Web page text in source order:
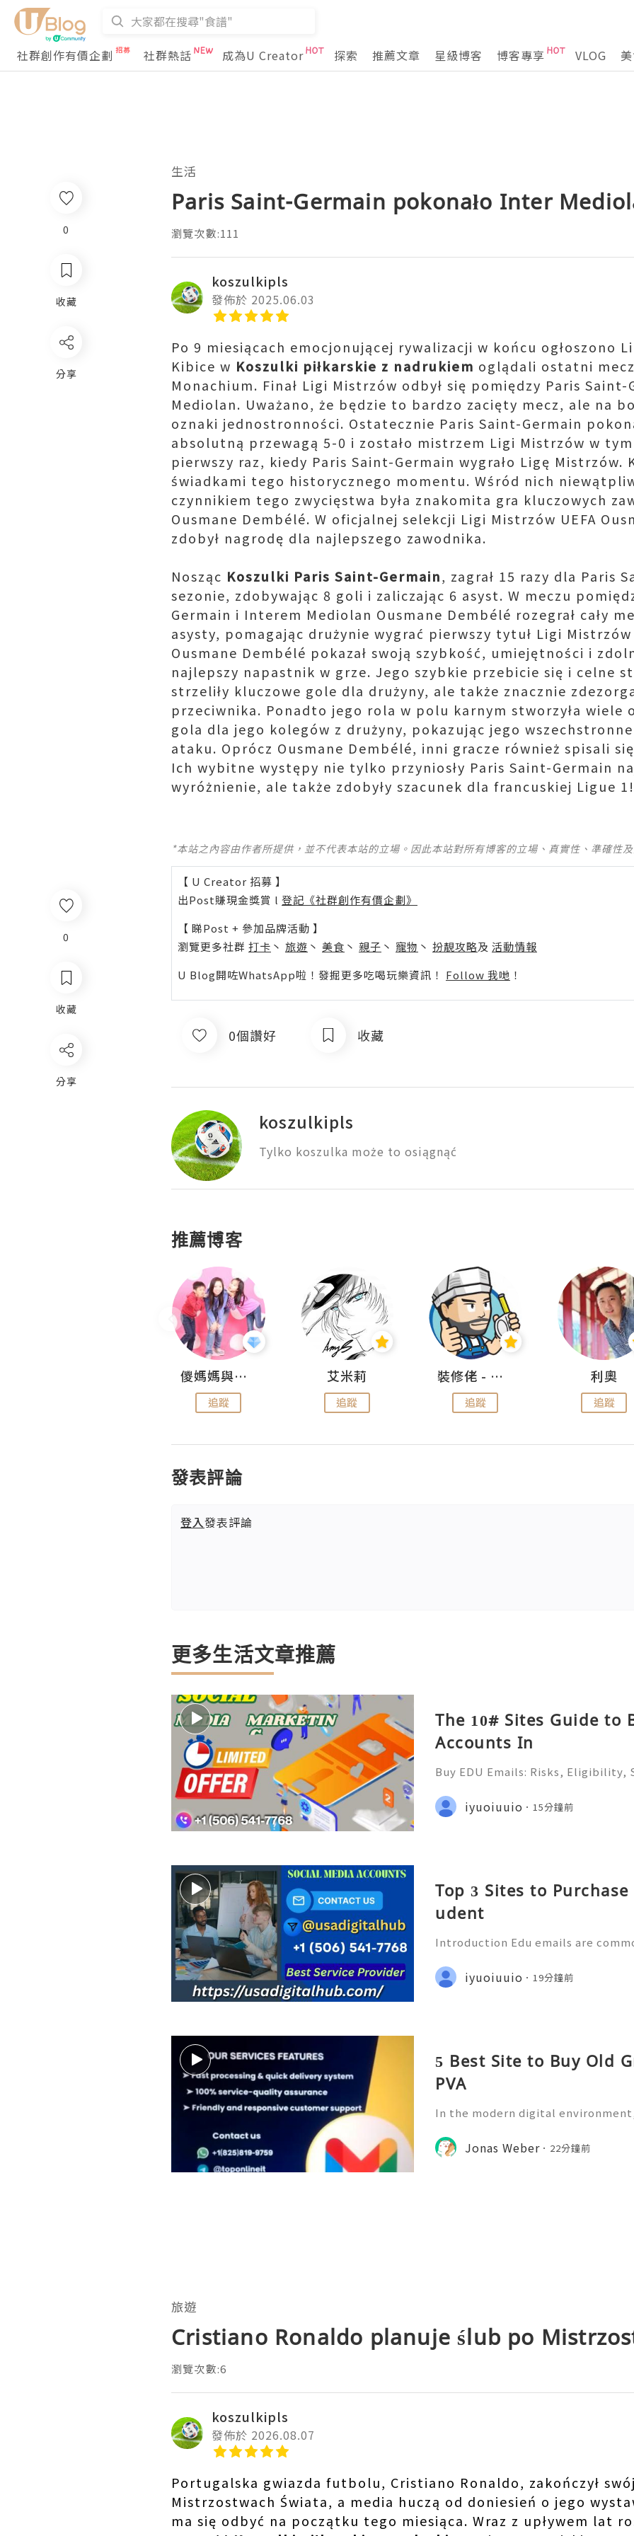
社群創作有價企劃 社群熱話 成為U Creator 探索 推薦文章 星級博客 博客專享 VLOG
0
收藏
分享
生活
Paris Saint-Germain pokonało Inter
瀏覽次數:111
koszulkipls
發佈於 2025.06.03
Po 9 miesiącach emocjonującej rywalizacji w końcu ogłoszono
Kibice w Koszulki piłkarskie z nadrukiem oglądali ostatni
Monachium. Finał Ligi Mistrzów odbył się pomiędzy Paris
Mediolan. Uważano, że będzie to bardzo zacięty mecz, ale na
oznaki jednostronności. Ostatecznie Paris Saint-Germain
absolutną przewagą 5-0 i zostało mistrzem Ligi Mistrzów w
pierwszy raz, kiedy Paris Saint-Germain wygrało Ligę Mistrzów.
świadkami tego historycznego momentu. Wśród nich
czynnikiem tego zwycięstwa była znakomita gra kluczowych
Ousmane Dembélé. W oficjalnej selekcji Ligi Mistrzów UEFA
zdobył nagrodę dla najlepszego zawodnika.
Nosząc Koszulki Paris Saint-Germain, zagrał 15 razy dla Paris
sezonie, zdobywając 8 goli i zaliczając 6 asyst. W meczu
Germain i Interem Mediolan Ousmane Dembélé rozegrał cały
asysty, pomagając drużynie wygrać pierwszy tytuł Ligi
Ousmane Dembélé pokazał swoją szybkość, umiejętności i
najlepszy napastnik w grze. Jego szybkie przebicie się i celne
strzeliły kluczowe gole dla drużyny, ale także znacznie
przeciwnika. Ponadto jego rola w polu karnym stworzyła wiele
gola dla jego kolegów z drużyny, pokazując jego
ataku. Oprócz Ousmane Dembélé, inni gracze również spisali
Ich wybitne występy nie tylko przyniosły Paris Saint-Germain
wyróżnienie, ale także zdobyły szacunek dla francuskiej Ligue
*本站之內容由作者所提供，並不代表本站的立場。因此本站對所有博客的立場、真實性、準確性
【 U Creator 招募 】
出Post賺現金獎賞 l 登記《社群創作有價企劃》
【 睇Post + 參加品牌活動 】
瀏覽更多社群 打卡 丶 旅遊 丶 美食 丶 親子 丶 寵物 丶 扮靚攻略及 活動情報
U Blog開咗WhatsApp啦！發掘更多吃喝玩樂資訊！ Follow 我哋 ！
0個讚好 收藏
koszulkipls
Tylko koszulka może to osiągnąć
推薦博客
儍媽媽與兩隻小魔怪之家
追蹤
艾米莉
追蹤
裝修佬 - 香港一站式網上裝修平台
追蹤
利奧
追蹤
發表評論
登入發表評論
更多生活文章推薦
The 10# Sites Guide to
Accounts In
Buy EDU Emails: Risks,
& Always Ready 📲✨💎🌐🚀⭐
💎🌐🚀⭐ Telegram: @usadigitalh
iyuoiuuio 15分鐘前
Top 3 Sites to
udent
Introduction Edu emails are
nd other academic organizations.
dress can serve as a
iyuoiuuio 19分鐘前
5 Best Site to Buy Old
PVA
In the modern digital
ations, marketing activities, and
mong all email platfor
Jonas Weber 22分鐘前
0
收藏
分享
旅遊
Cristiano Ronaldo planuje ślub po
瀏覽次數:6
koszulkipls
發佈於 2026.08.07
Portugalska gwiazda futbolu, Cristiano Ronaldo, zakończył
Mistrzostwach Świata, a media huczą od doniesień o jego
ma się odbyć na początku tego miesiąca. Wraz z upływem lat